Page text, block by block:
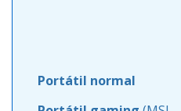
Portátil normal